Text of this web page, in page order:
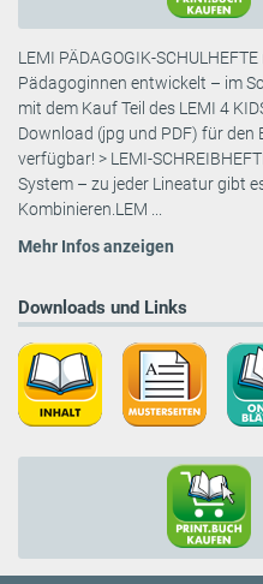
LEMI PÄDAGOGIK-
Pädagoginnen entwickelt – im
mit dem Kauf Teil des LEMI 4
Download (jpg und PDF) für
verfügbar! > LEMI-
System – zu jeder Lineatur gibt
Kombinieren.LEM ...
Mehr Infos anzeigen
Downloads und Links